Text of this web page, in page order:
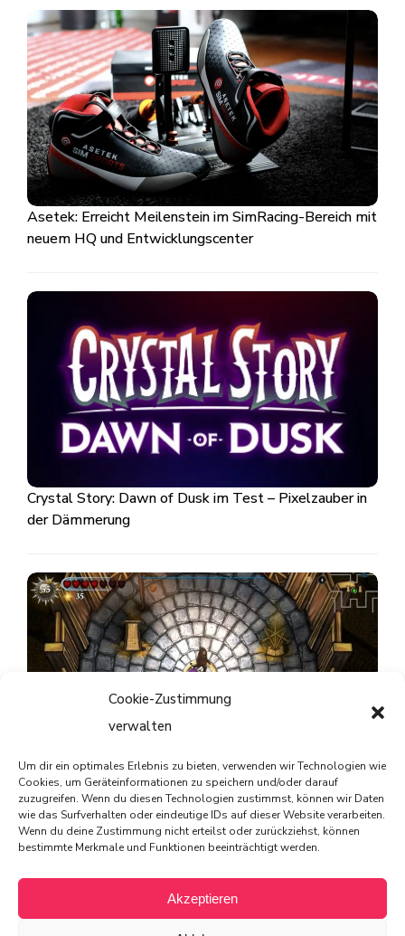
Cookie-Zustimmung
verwalten
Um dir ein optimales Erlebnis zu bieten, verwenden wir Technologien wie
Cookies, um Geräteinformationen zu speichern und/oder darauf
zuzugreifen. Wenn du diesen Technologien zustimmst, können wir Daten
wie das Surfverhalten oder eindeutige IDs auf dieser Website verarbeiten.
Wenn du deine Zustimmung nicht erteilst oder zurückziehst, können
bestimmte Merkmale und Funktionen beeinträchtigt werden.
Akzeptieren
Asetek: Erreicht Meilenstein im SimRacing-Bereich mit
neuem HQ und Entwicklungscenter
Crystal Story: Dawn of Dusk im Test – Pixelzauber in
der Dämmerung
Striving for Light: Survival im Test – Ein Spiel, das Licht
und Schatten meistert